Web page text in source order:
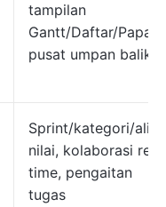
tampilan
Gantt/Daftar/Papan,
pusat umpan balik
Sprint/kategori/
nilai, kolaborasi
time, pengaitan
tugas